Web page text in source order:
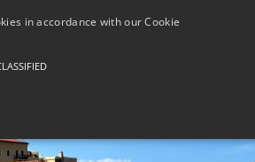
+30 690 788 6230
HOME
in accordance with our Cookie